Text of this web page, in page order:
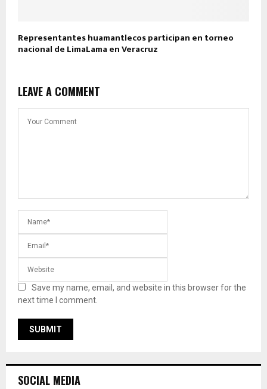
Representantes huamantlecos participan en torneo
nacional de LimaLama en Veracruz
LEAVE A COMMENT
Save my name, email, and website in this browser for the
next time I comment.
SOCIAL MEDIA